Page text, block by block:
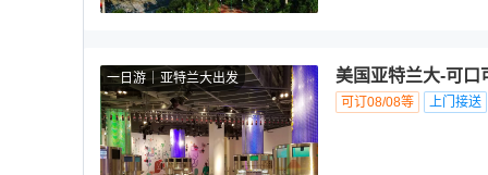
一日游 亚特兰大出发 美国亚特兰大-可口
可订08/08等 上门接送